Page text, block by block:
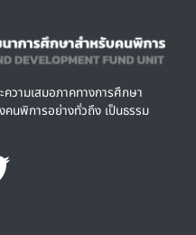
วามเสมอภาคทางการศึกษา
นพิการอย่างทั่วถึง เป็นธรรม